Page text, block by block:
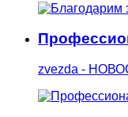
zvezda -